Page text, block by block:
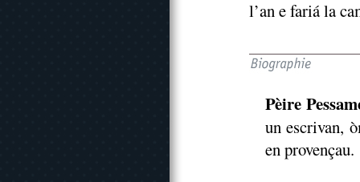
l’an e fariá la
Pèire
un escrivan,
en provençau.